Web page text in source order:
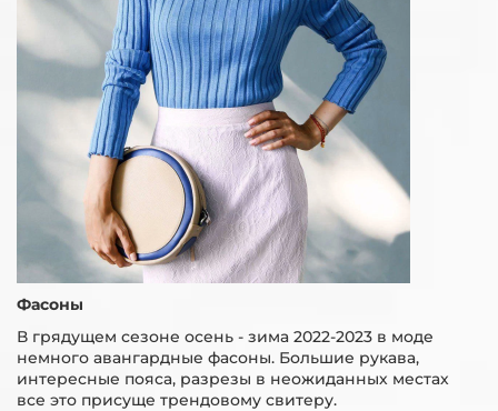
Фасоны
В грядущем сезоне осень - зима 2022-2023 в моде
немного авангардные фасоны. Большие рукава,
интересные пояса, разрезы в неожиданных местах
все это присуще трендовому свитеру.